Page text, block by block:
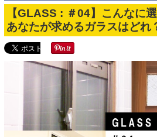
【GLASS : ＃04】こんなに
あなたが求めるガラスはどれ